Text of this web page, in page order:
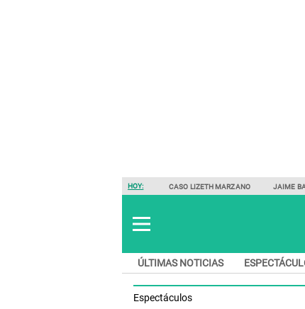
HOY: CASO LIZETH MARZANO JAIME
ÚLTIMAS NOTICIAS
Espectáculos